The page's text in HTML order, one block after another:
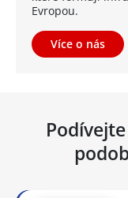
Evropou.
Více o nás